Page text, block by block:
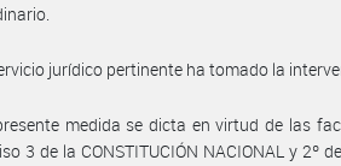
jurídico pertinente ha tomado la
medida se dicta en virtud de las
3 de la CONSTITUCIÓN NACIONAL y 2º